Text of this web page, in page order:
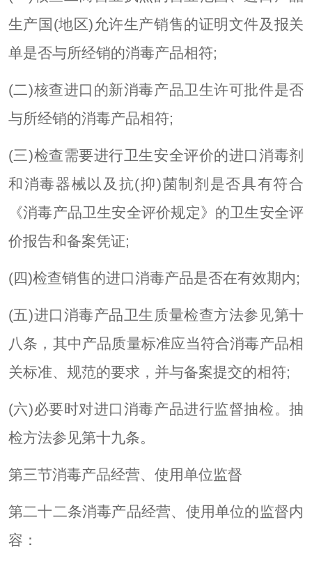
生产国(地区)允许生产销售的证明文件及报关
单是否与所经销的消毒产品相符;
(二)核查进口的新消毒产品卫生许可批件是否
与所经销的消毒产品相符;
(三)检查需要进行卫生安全评价的进口消毒剂
和消毒器械以及抗(抑)菌制剂是否具有符合
《消毒产品卫生安全评价规定》的卫生安全评
价报告和备案凭证;
(四)检查销售的进口消毒产品是否在有效期内;
(五)进口消毒产品卫生质量检查方法参见第十
八条，其中产品质量标准应当符合消毒产品相
关标准、规范的要求，并与备案提交的相符;
(六)必要时对进口消毒产品进行监督抽检。抽
检方法参见第十九条。
第三节消毒产品经营、使用单位监督
第二十二条消毒产品经营、使用单位的监督内
容：